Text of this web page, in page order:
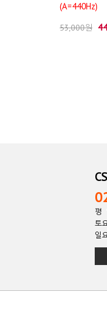
(A=440Hz)
53,000원
평
토
일